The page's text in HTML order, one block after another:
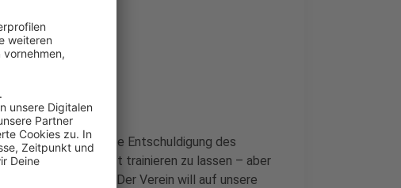
eine glaubhafte Entschuldigung des
eine Mannschaft trainieren zu lassen – aber
Person zusammen. Der Verein will auf unsere